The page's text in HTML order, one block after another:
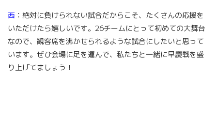
西 ：絶対に負けられない試合だからこそ、たくさんの応援を
いただけたら嬉しいです。26チームにとって初めての大舞台
なので、観客席を沸かせられるような試合にしたいと思って
います。ぜひ会場に足を運んで、私たちと一緒に早慶戦を盛
り上げてましょう！